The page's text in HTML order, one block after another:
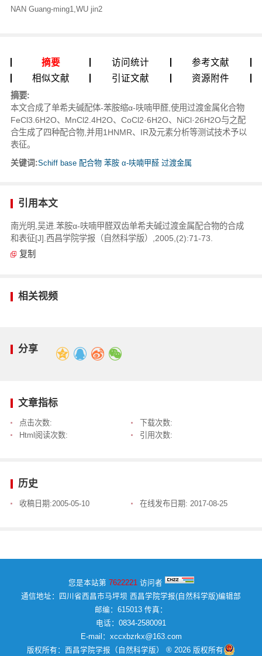
NAN Guang-ming1,WU jin2
摘要 访问统计
参考文献
相似文献
引证文献 资源附件
摘要:
本文合成了单希夫碱配体-苯胺缩α-呋喃甲醛,使用过渡金属化合物
FeCl3.6H2O、MnCl2.4H2O、CoCl2·6H2O、NiCl·26H2O与之配
合生成了四种配合物,并用1HNMR、IR及元素分析等测试技术予以
表征。
关键词:Schiff base 配合物 苯胺 α-呋喃甲醛 过渡金属
引用本文
南光明,吴进.苯胺α-呋喃甲醛双齿单希夫碱过渡金属配合物的合成
和表征[J].西昌学院学报（自然科学版）,2005,(2):71-73.
复制
相关视频
分享
文章指标
点击次数:
下载次数:
Html阅读次数:
引用次数:
历史
收稿日期:2005-05-10 在线发布日期: 2017-08-25
您是本站第 7622221 访问者
通信地址：四川省西昌市马坪坝 西昌学院学报(自然科学版)编辑部
邮编：615013 传真：
电话：0834-2580091
E-mail：xccxbzrkx@163.com
版权所有：西昌学院学报（自然科学版） ® 2026 版权所有